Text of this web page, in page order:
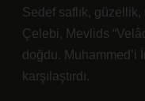
Sedef saflık,
Çelebi, Mevlids
doğdu. Muhammed’i
karşılaştırdı.